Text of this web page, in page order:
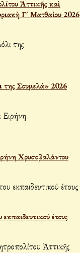
Ἀττικῆς καὶ
Γ´ Ματθαίου 2026
της Σουμελά» 2026
Χρυσοβαλάντου
έτους